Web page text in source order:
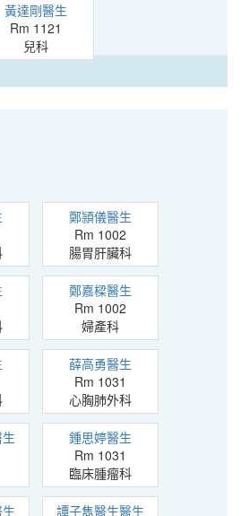
黃達剛醫生
Rm 1121
兒科
鄭頴儀醫生
Rm 1002
腸胃肝臟科
鄭嘉樑醫生
Rm 1002
婦產科
薛高勇醫生
Rm 1031
心胸肺外科
鍾思婷醫生
Rm 1031
臨床腫瘤科
譚子雋醫生醫生